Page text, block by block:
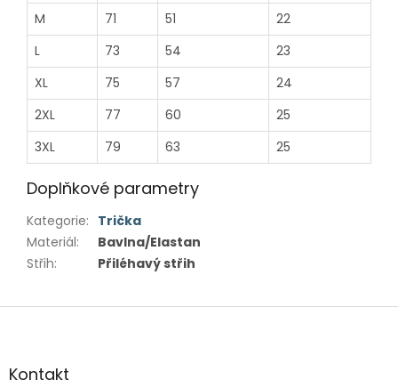
M
71 51
22
L
73 54
23
XL
75 57
24
2XL
77 60
25
3XL
79 63 25
Doplňkové parametry
Kategorie: Trička
Materiál:
Bavlna/Elastan
Střih: Přiléhavý střih
Z
aKontakt